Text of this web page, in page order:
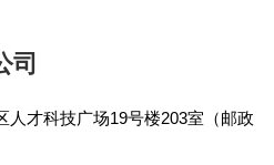
司
人才科技广场19号楼203室（邮政